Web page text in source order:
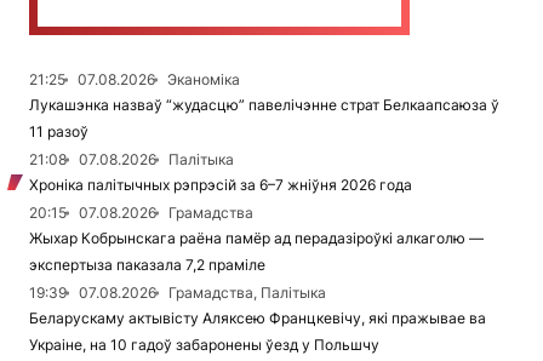
21:25 07.08.2026
Эканоміка
Лукашэнка назваў “жудасцю” павелічэнне страт Белкаапсаюза ў
11 разоў
21:08
07.08.2026
Палітыка
Хроніка палітычных рэпрэсій за 6–7 жніўня 2026 года
20:15
07.08.2026
Грамадства
Жыхар Кобрынскага раёна памёр ад перадазіроўкі алкаголю —
экспертыза паказала 7,2 праміле
19:39
07.08.2026
Грамадства, Палітыка
Беларускаму актывісту Аляксею Францкевічу, які пражывае ва
Украіне, на 10 гадоў забаронены ўезд у Польшчу